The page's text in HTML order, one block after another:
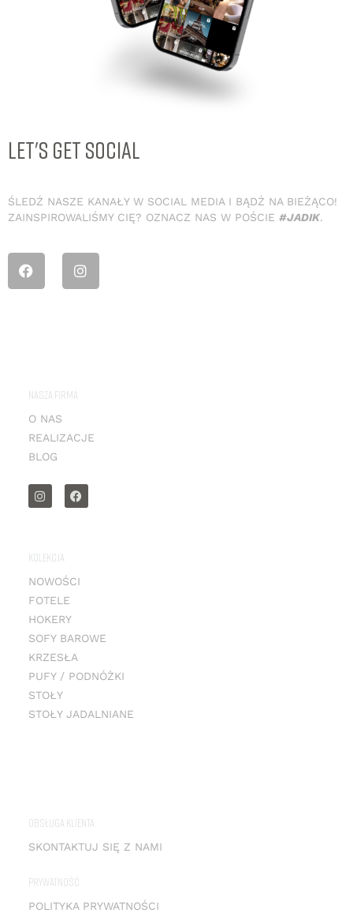
LET'S GET SOCIAL
ŚLEDŹ NASZE KANAŁY W SOCIAL MEDIA I BĄDŹ NA BIEŻĄCO!
ZAINSPIROWALIŚMY CIĘ? OZNACZ NAS W POŚCIE #JADIK.
NASZA FIRMA
O NAS
REALIZACJE
BLOG
KOLEKCJA
NOWOŚCI
FOTELE
HOKERY
SOFY BAROWE
KRZESŁA
PUFY / PODNÓŻKI
STOŁY
STOŁY JADALNIANE
OBSŁUGA KLIENTA
SKONTAKTUJ SIĘ Z NAMI
PRYWATNOŚĆ
POLITYKA PRYWATNOŚCI